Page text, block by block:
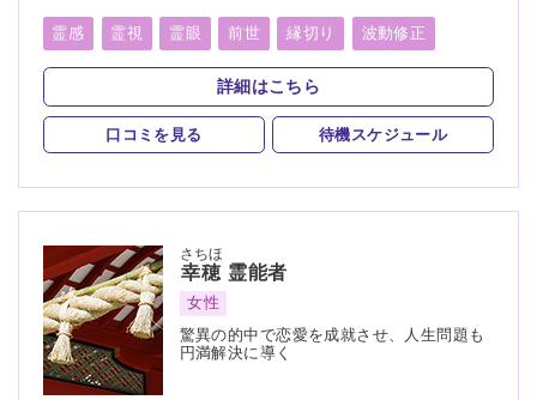
総合運、心霊写真
霊感 霊視 霊眼 前世 縁切り 波動修正
詳細はこちら
口コミを見る 待機スケジュール
幸穂
さちほ
霊能者
女性
驚異の的中で恋愛を成就させ、人生問題も
円満解決に導く